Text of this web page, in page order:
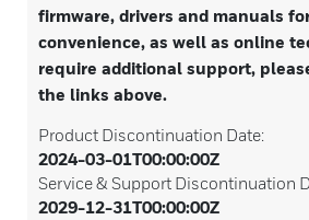
firmware, drivers and manuals
convenience, as well as online
require additional support,
the links above.
Product Discontinuation Date:
2024-03-01T00:00:00Z
Service & Support Discontinuation
2029-12-31T00:00:00Z